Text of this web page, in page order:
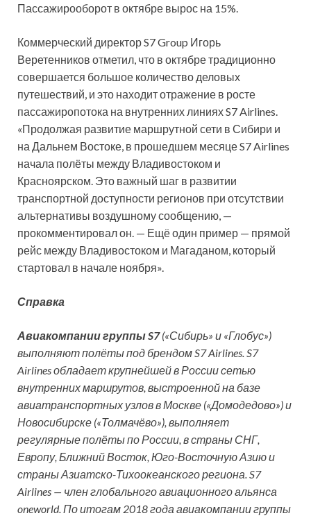
Пассажирооборот в октябре вырос на 15%.
Коммерческий директор S7 Group Игорь
Веретенников отметил, что в октябре традиционно
совершается большое количество деловых
путешествий, и это находит отражение в росте
пассажиропотока на внутренних линиях S7 Airlines.
«Продолжая развитие маршрутной сети в Сибири и
на Дальнем Востоке, в прошедшем месяце S7 Airlines
начала полёты между Владивостоком и
Красноярском. Это важный шаг в развитии
транспортной доступности регионов при отсутствии
альтернативы воздушному сообщению, —
прокомментировал он. — Ещё один пример — прямой
рейс между Владивостоком и Магаданом, который
стартовал в начале ноября».
Справка
Авиакомпании группы S7(«Сибирь» и «Глобус»)
выполняют полёты под брендом S7 Airlines. S7
Airlines обладает крупнейшей в России сетью
внутренних маршрутов, выстроенной на базе
авиатранспортных узлов в Москве («Домодедово») и
Новосибирске («Толмачёво»), выполняет
регулярные полёты по России, в страны СНГ,
Европу, Ближний Восток, Юго-Восточную Азию и
страны Азиатско-Тихоокеанского региона. S7
Airlines — член глобального авиационного альянса
oneworld. По итогам 2018 года авиакомпании группы